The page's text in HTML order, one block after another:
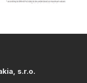
s.r.o.